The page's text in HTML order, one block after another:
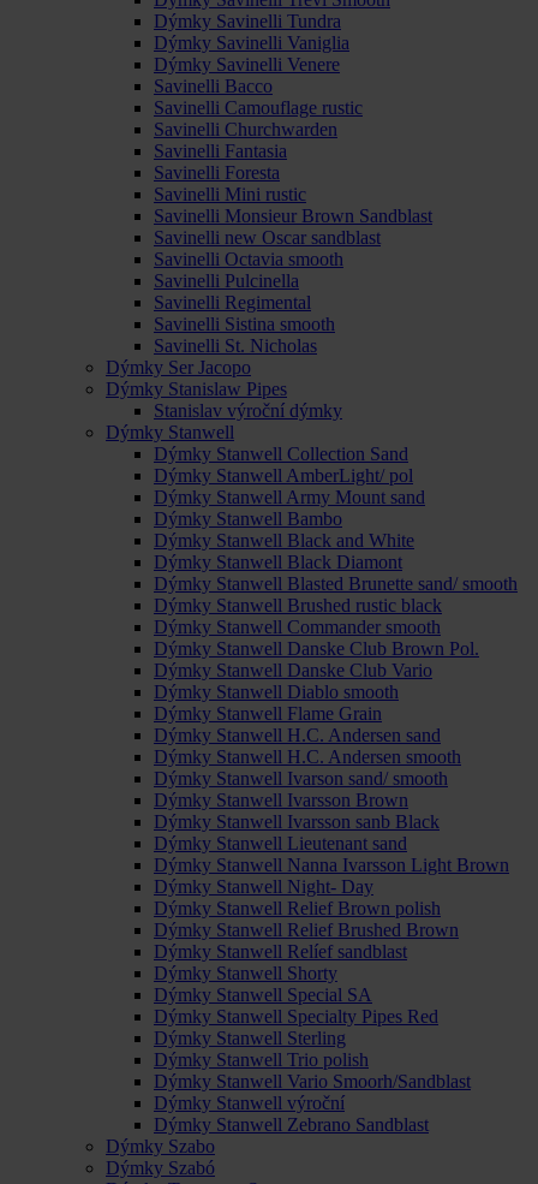
Dýmky Savinelli Tundra
Dýmky Savinelli Vaniglia
Dýmky Savinelli Venere
Savinelli Bacco
Savinelli Camouflage rustic
Savinelli Churchwarden
Savinelli Fantasia
Savinelli Foresta
Savinelli Mini rustic
Savinelli Monsieur Brown Sandblast
Savinelli new Oscar sandblast
Savinelli Octavia smooth
Savinelli Pulcinella
Savinelli Regimental
Savinelli Sistina smooth
Savinelli St. Nicholas
Dýmky Ser Jacopo
Dýmky Stanislaw Pipes
Stanislav výroční dýmky
Dýmky Stanwell
Dýmky Stanwell Collection Sand
Dýmky Stanwell AmberLight/ pol
Dýmky Stanwell Army Mount sand
Dýmky Stanwell Bambo
Dýmky Stanwell Black and White
Dýmky Stanwell Black Diamont
Dýmky Stanwell Blasted Brunette sand/ smooth
Dýmky Stanwell Brushed rustic black
Dýmky Stanwell Commander smooth
Dýmky Stanwell Danske Club Brown Pol.
Dýmky Stanwell Danske Club Vario
Dýmky Stanwell Diablo smooth
Dýmky Stanwell Flame Grain
Dýmky Stanwell H.C. Andersen sand
Dýmky Stanwell H.C. Andersen smooth
Dýmky Stanwell Ivarson sand/ smooth
Dýmky Stanwell Ivarsson Brown
Dýmky Stanwell Ivarsson sanb Black
Dýmky Stanwell Lieutenant sand
Dýmky Stanwell Nanna Ivarsson Light Brown
Dýmky Stanwell Night- Day
Dýmky Stanwell Relief Brown polish
Dýmky Stanwell Relief Brushed Brown
Dýmky Stanwell Relíef sandblast
Dýmky Stanwell Shorty
Dýmky Stanwell Special SA
Dýmky Stanwell Specialty Pipes Red
Dýmky Stanwell Sterling
Dýmky Stanwell Trio polish
Dýmky Stanwell Vario Smoorh/Sandblast
Dýmky Stanwell výroční
Dýmky Stanwell Zebrano Sandblast
Dýmky Szabo
Dýmky Szabó